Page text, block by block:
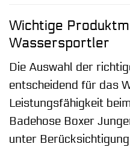
Wichtige
Wassersportler
Die Auswahl der
entscheidend für das
Leistungsfähigkeit
Badehose Boxer
unter